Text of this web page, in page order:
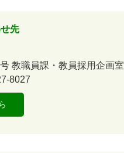
先
教職員課・教員採用企画室
8027